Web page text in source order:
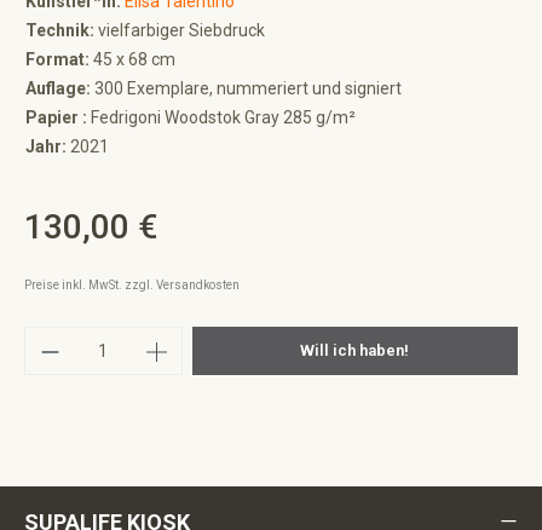
Technik: vielfarbiger Siebdruck
Format: 45 x 68 cm
Auflage: 300 Exemplare, nummeriert und signiert
Papier : Fedrigoni Woodstok Gray 285 g/m²
Jahr: 2021
Regulärer Preis:
130,00 €
Preise inkl. MwSt. zzgl. Versandkosten
Produkt Anzahl: Gib den gewünschten
Will ich haben!
SUPALIFE KIOSK